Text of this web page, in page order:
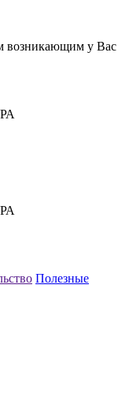
возникающим у Вас
Полезные